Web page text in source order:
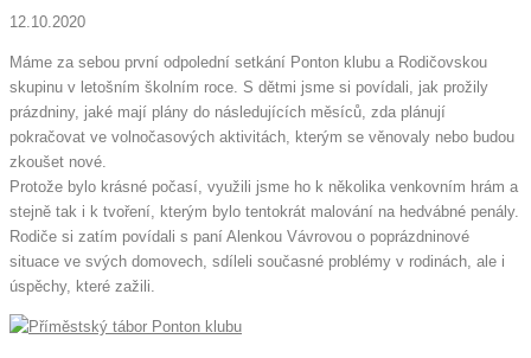
12.10.2020
Máme za sebou první odpolední setkání Ponton klubu a Rodičovskou
skupinu v letošním školním roce. S dětmi jsme si povídali, jak prožily
prázdniny, jaké mají plány do následujících měsíců, zda plánují
pokračovat ve volnočasových aktivitách, kterým se věnovaly nebo budou
zkoušet nové.
Protože bylo krásné počasí, využili jsme ho k několika venkovním hrám a
stejně tak i k tvoření, kterým bylo tentokrát malování na hedvábné penály.
Rodiče si zatím povídali s paní Alenkou Vávrovou o poprázdninové
situace ve svých domovech, sdíleli současné problémy v rodinách, ale i
úspěchy, které zažili.